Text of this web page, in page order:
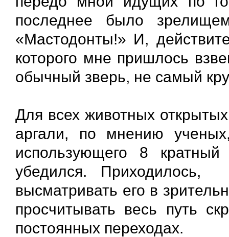
последнее было
«Мастодонты!» И,
которого мне пришлось
обычный зверь, не самый
Для всех животных
аргали, по мнению
использующего 8
убедился. Приходилось,
высматривать его в
просчитывать весь путь
постоянных переходах.